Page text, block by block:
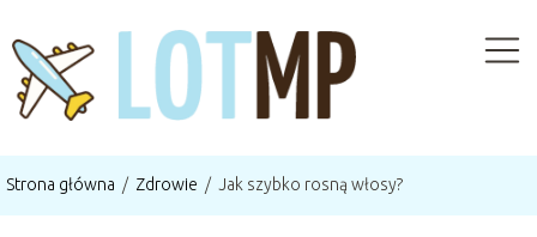
Strona główna / Zdrowie / Jak szybko rosną włosy?